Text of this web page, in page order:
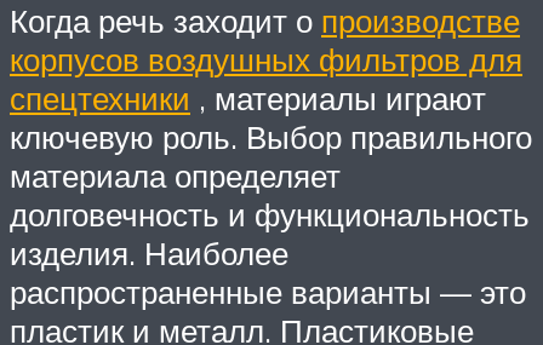
Когда речь заходит о производстве
корпусов воздушных фильтров для
спецтехники , материалы играют
ключевую роль. Выбор правильного
материала определяет
долговечность и функциональность
изделия. Наиболее
распространенные варианты — это
пластик и металл. Пластиковые